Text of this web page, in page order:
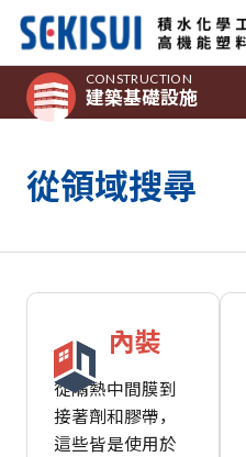
CONSTRUCTION
建築基礎設施
從領域搜尋
內裝
從隔熱中間膜到
接著劑和膠帶，
這些皆是使用於